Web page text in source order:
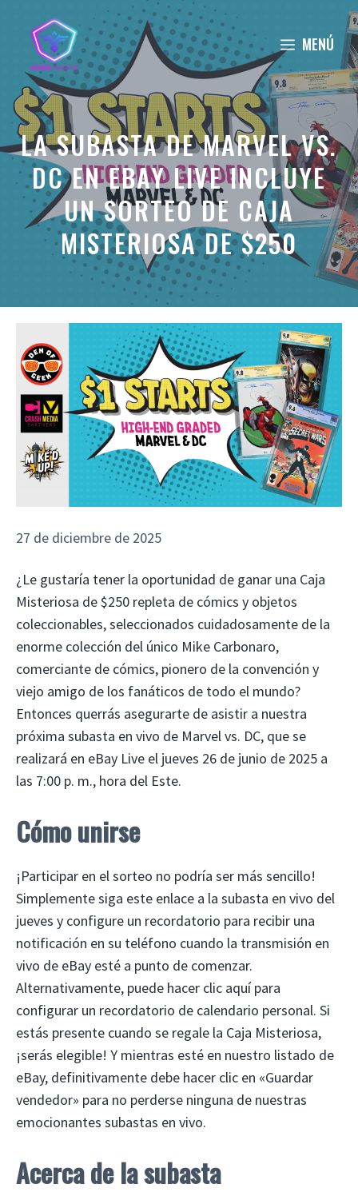
contenido
MENÚ
LA SUBASTA DE MARVEL VS.
DC EN EBAY LIVE INCLUYE
UN SORTEO DE CAJA
MISTERIOSA DE $250
27 de diciembre de 2025
¿Le gustaría tener la oportunidad de ganar una Caja
Misteriosa de $250 repleta de cómics y objetos
coleccionables, seleccionados cuidadosamente de la
enorme colección del único Mike Carbonaro,
comerciante de cómics, pionero de la convención y
viejo amigo de los fanáticos de todo el mundo?
Entonces querrás asegurarte de asistir a nuestra
próxima subasta en vivo de Marvel vs. DC, que se
realizará en eBay Live el jueves 26 de junio de 2025 a
las 7:00 p. m., hora del Este.
Cómo unirse
¡Participar en el sorteo no podría ser más sencillo!
Simplemente siga este enlace a la subasta en vivo del
jueves y configure un recordatorio para recibir una
notificación en su teléfono cuando la transmisión en
vivo de eBay esté a punto de comenzar.
Alternativamente, puede hacer clic aquí para
configurar un recordatorio de calendario personal. Si
estás presente cuando se regale la Caja Misteriosa,
¡serás elegible! Y mientras esté en nuestro listado de
eBay, definitivamente debe hacer clic en «Guardar
vendedor» para no perderse ninguna de nuestras
emocionantes subastas en vivo.
Acerca de la subasta